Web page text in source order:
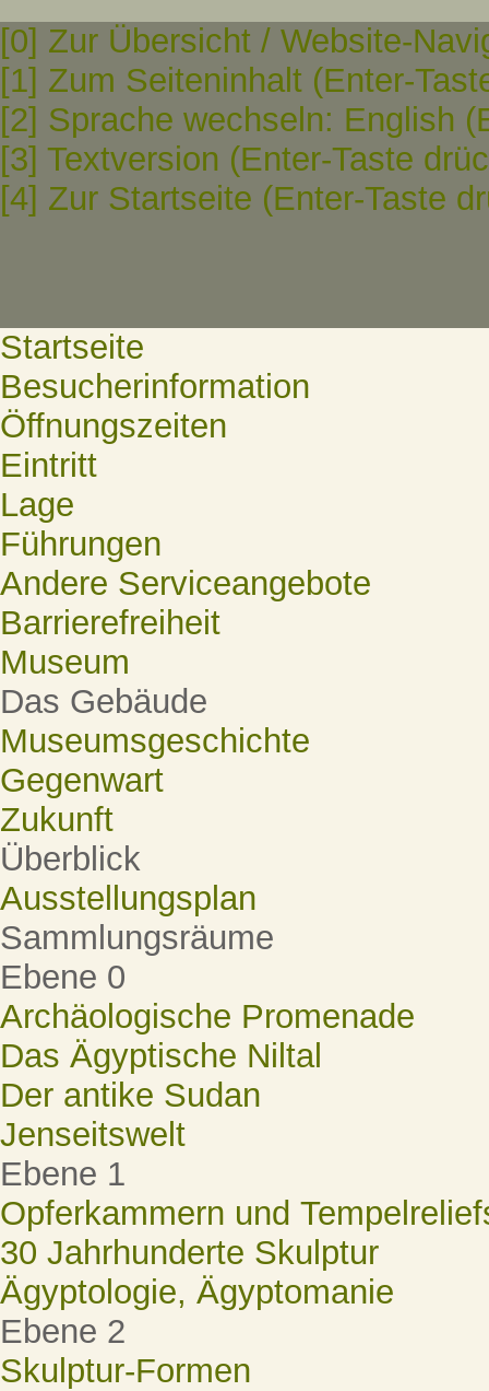
[0] Zur Übersicht / Website-
[1] Zum Seiteninhalt (Enter-
[2] Sprache wechseln: English
[3] Textversion (Enter-Taste
[4] Zur Startseite (Enter-Taste
Startseite
Besucherinformation
Öffnungszeiten
Eintritt
Lage
Führungen
Andere Serviceangebote
Barrierefreiheit
Museum
Das Gebäude
Museumsgeschichte
Gegenwart
Zukunft
Überblick
Ausstellungsplan
Sammlungsräume
Ebene 0
Archäologische Promenade
Das Ägyptische Niltal
Der antike Sudan
Jenseitswelt
Ebene 1
Opferkammern und
30 Jahrhunderte Skulptur
Ägyptologie, Ägyptomanie
Ebene 2
Skulptur-Formen